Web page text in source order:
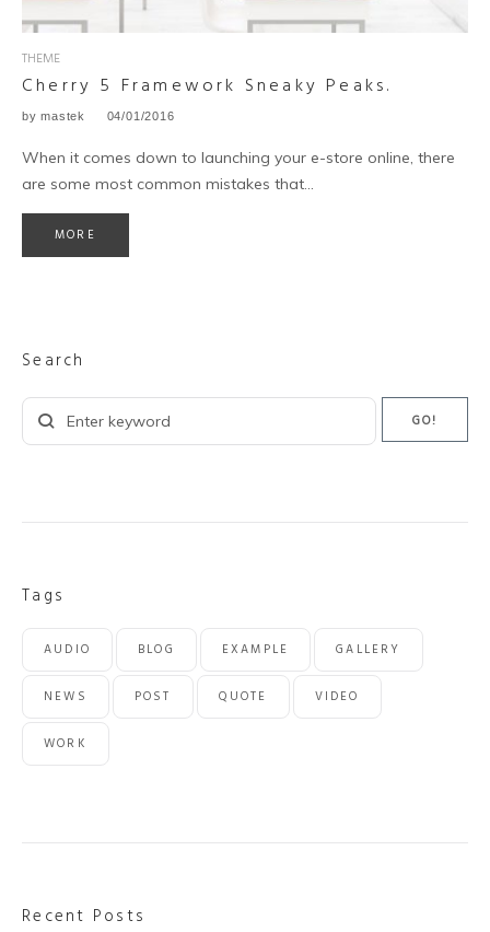
THEME
Cherry 5 Framework Sneaky Peaks.
bymastek 04/01/2016
When it comes down to launching your e-store online, there
are some most common mistakes that...
MORE
Search
Search
for:
GO!
Tags
AUDIO BLOG EXAMPLE GALLERY
NEWS POST QUOTE VIDEO
WORK
Recent Posts